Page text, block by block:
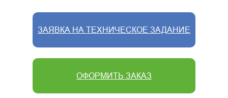
ЗАЯВКА НА ТЕХНИЧЕСКОЕ ЗАДАНИЕ
ОФОРМИТЬ ЗАКАЗ